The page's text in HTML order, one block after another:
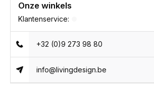
Onze winkels
Klantenservice:
+32 (0)9 273 98 80
info@livingdesign.be